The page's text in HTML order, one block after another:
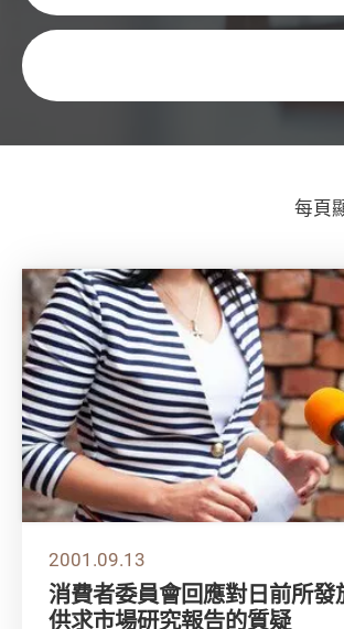
關鍵字
每頁
2001.09.13
消費者委員會回應對日前所發
供求市場研究報告的質疑